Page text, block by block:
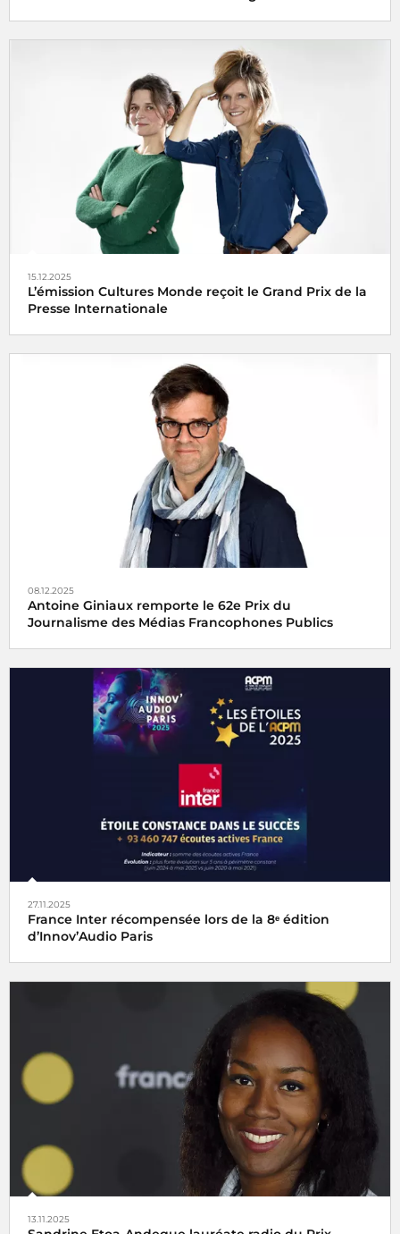
Grand Prix AFJA du Journalisme Agricole et
Agroalimentaire 2025catégorie audiovisuelle a été
décerné vendredi 6 juin 2025 à
Mariam El Kurdi
Vendanges en Champagne, dans l’envers du
15.12.2025
L’émission Cultures Monde reçoit le Grand Prix de la
Presse Internationale
Cultures Mondede France Culture a été
distinguée vendredi 15 décembre 2025 par l’
08.12.2025
Antoine Giniaux remporte le 62e Prix du
Journalisme des Médias Francophones Publics
Le 62e Prix du Journalisme des Médias Francophones
Publics est décerné à Antoine Giniaux pour Radio France
27.11.2025
France Inter récompensée lors de la 8ᵉ édition
d’Innov’Audio Paris
Étoile Radio de la Constance dans le
Étoile Classique Web radiode l'ACPM 2025
13.11.2025